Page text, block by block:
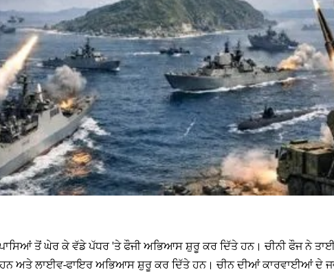
ਪਾਸਿਆਂ ਤੋਂ ਘੇਰ ਕੇ ਵੱਡੇ ਪੱਧਰ 'ਤੇ ਫੌਜੀ ਅਭਿਆਸ ਸ਼ੁਰੂ ਕਰ ਦਿੱਤੇ ਹਨ। ਚੀਨੀ ਫੌਜ ਨੇ
ਹਨ ਅਤੇ ਲਾਈਵ-ਫਾਇਰ ਅਭਿਆਸ ਸ਼ੁਰੂ ਕਰ ਦਿੱਤੇ ਹਨ। ਚੀਨ ਦੀਆਂ ਕਾਰਵਾਈਆਂ ਦੇ